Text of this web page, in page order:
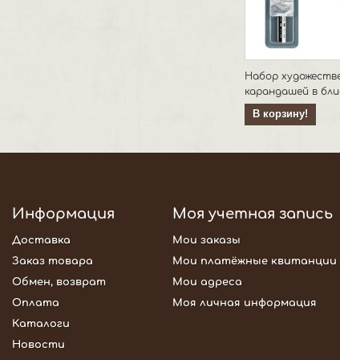
Набор
карандашей в
В корзину!
Информация
Доставка
Заказ товара
Обмен, возврат
Оплата
Каталоги
Новости
Моя учетная запись
Мои заказы
Мои платёжные квитанции
Мои адреса
Моя личная информация